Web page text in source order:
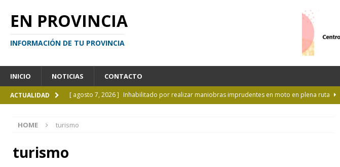
EN PROVINCIA
INFORMACIÓN DE TU PROVINCIA
INICIO NOTICIAS CONTACTO
ACTUALIDAD [ agosto 7, 2026 ] Inhabilitado por realizar maniobras imprudentes en moto en plena ruta
[ agosto 7, 2026 ]
HOME turismo
turismo